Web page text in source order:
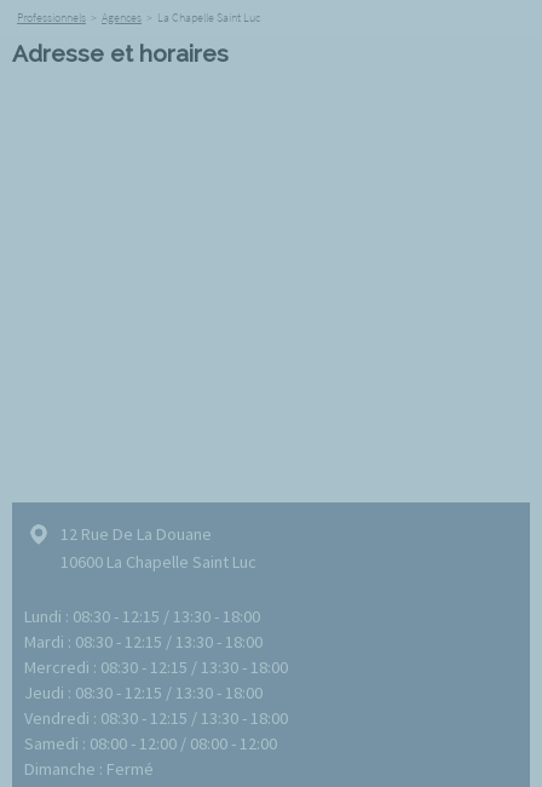
Professionnels > Agences > La Chapelle Saint Luc
Adresse et horaires
12 Rue De La Douane
10600 La Chapelle Saint Luc
Lundi : 08:30 - 12:15 / 13:30 - 18:00
Mardi : 08:30 - 12:15 / 13:30 - 18:00
Mercredi : 08:30 - 12:15 / 13:30 - 18:00
Jeudi : 08:30 - 12:15 / 13:30 - 18:00
Vendredi : 08:30 - 12:15 / 13:30 - 18:00
Samedi : 08:00 - 12:00 / 08:00 - 12:00
Dimanche : Fermé